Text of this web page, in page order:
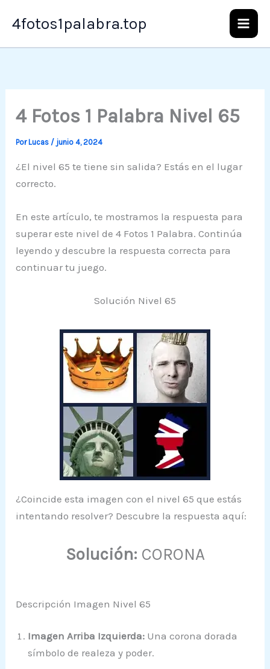
4fotos1palabra.top
4 Fotos 1 Palabra Nivel 65
PorLucas / junio 4, 2024
¿El nivel 65 te tiene sin salida? Estás en el lugar
correcto.
En este artículo, te mostramos la respuesta para
superar este nivel de 4 Fotos 1 Palabra. Continúa
leyendo y descubre la respuesta correcta para
continuar tu juego.
Solución Nivel 65
¿Coincide esta imagen con el nivel 65 que estás
intentando resolver? Descubre la respuesta aquí:
Solución: CORONA
Descripción Imagen Nivel 65
Imagen Arriba Izquierda: Una corona dorada
símbolo de realeza y poder.